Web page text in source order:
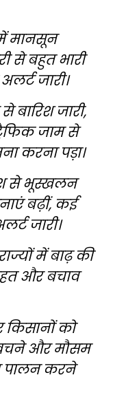
मानसून
से बहुत भारी
जारी।
जारी,
जाम से
करना पड़ा।
से भूस्खलन
बढ़ीं, कई
जारी।
में बाढ़ की
और बचाव
को
और मौसम
पालन करने